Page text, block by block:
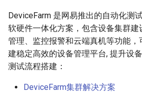
十三、Airtest-Selenium做
Web自动化测试
DeviceFarm 是网易推出的自动化测
软硬件一体化方案，包含设备集群
管理、监控报警和云端真机等功能
建稳定高效的设备管理平台, 提升设
测试流程搭建：
DeviceFarm集群解决方案